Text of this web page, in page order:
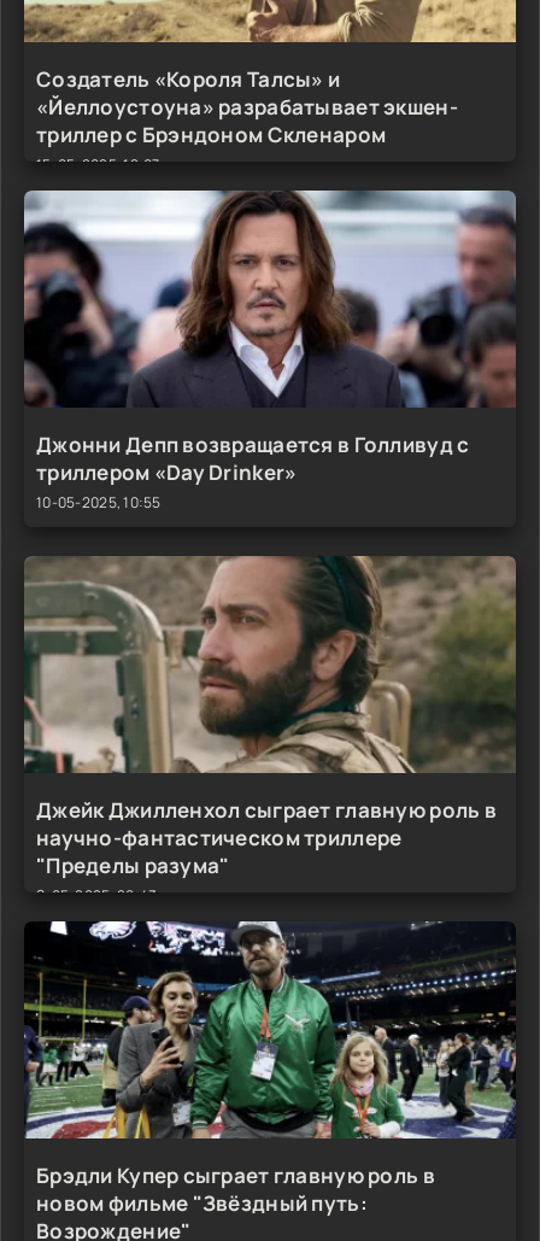
Создатель «Короля Талсы» и
«Йеллоустоуна» разрабатывает экшен-
триллер с Брэндоном Скленаром
15-05-2025, 12:07
Джонни Депп возвращается в Голливуд с
триллером «Day Drinker»
10-05-2025, 10:55
Джейк Джилленхол сыграет главную роль в
научно-фантастическом триллере
"Пределы разума"
9-05-2025, 20:43
Брэдли Купер сыграет главную роль в
новом фильме "Звёздный путь:
Возрождение"